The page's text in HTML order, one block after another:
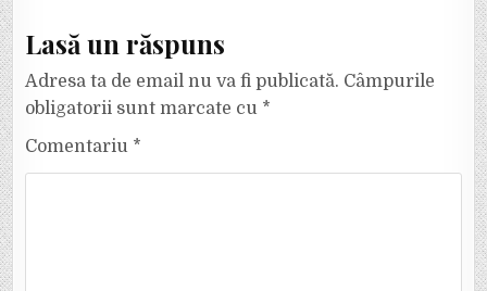
Lasă un răspuns
Adresa ta de email nu va fi publicată. Câmpurile
obligatorii sunt marcate cu *
Comentariu *